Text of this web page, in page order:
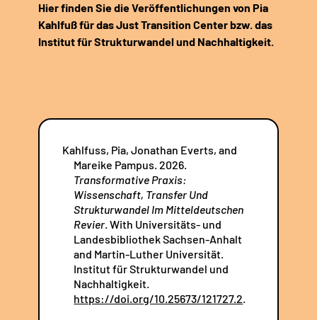
Hier finden Sie die Veröffentlichungen von Pia
Kahlfuß für das Just Transition Center bzw. das
Institut für Strukturwandel und Nachhaltigkeit.
Kahlfuss, Pia, Jonathan Everts, and
Mareike Pampus. 2026.
Transformative Praxis:
Wissenschaft, Transfer Und
Strukturwandel Im Mitteldeutschen
Revier. With Universitäts- und
Landesbibliothek Sachsen-Anhalt
and Martin-Luther Universität.
Institut für Strukturwandel und
Nachhaltigkeit.
https://doi.org/10.25673/121727.2.